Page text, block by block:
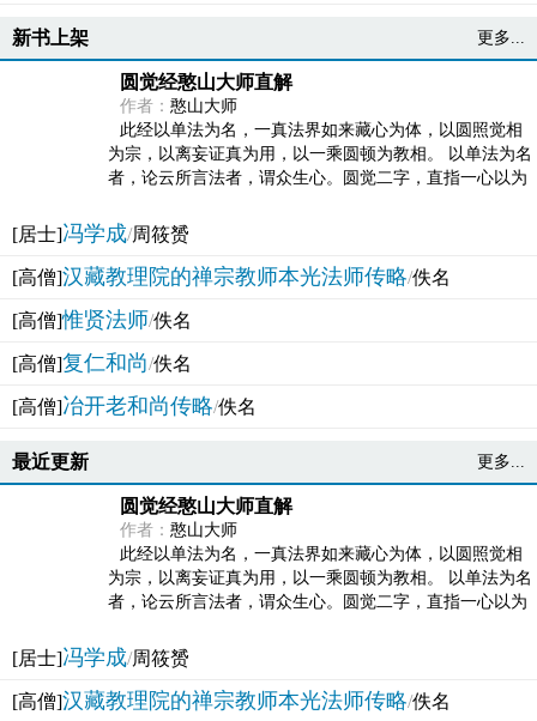
新书上架 更多...
圆觉经憨山大师直解
作者： 憨山大师
此经以单法为名，一真法界如来藏心为体，以圆照觉相
为宗，以离妄证真为用，以一乘圆顿为教相。 以单法为名
者，论云所言法者，谓众生心。圆觉二字，直指一心以为
[居士]冯学成/周筱赟
[高僧]汉藏教理院的禅宗教师本光法师传略/佚名
[高僧]惟贤法师/佚名
[高僧]复仁和尚/佚名
[高僧]冶开老和尚传略/佚名
最近更新 更多...
圆觉经憨山大师直解
作者： 憨山大师
此经以单法为名，一真法界如来藏心为体，以圆照觉相
为宗，以离妄证真为用，以一乘圆顿为教相。 以单法为名
者，论云所言法者，谓众生心。圆觉二字，直指一心以为
[居士]冯学成/周筱赟
[高僧]汉藏教理院的禅宗教师本光法师传略/佚名